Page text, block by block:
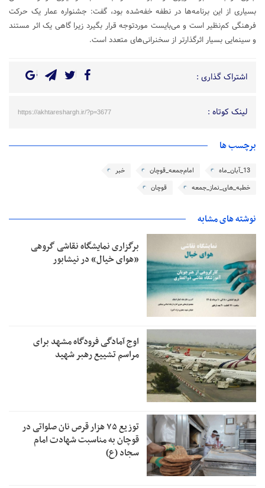
بسیاری از این برنامه‌ها در نطفه خفه‌شده بود، گفت: جشنواره عمار یک حرکت
فرهنگی کم‌نظیر است و می‌بایست موردتوجه قرار بگیرد زیرا گاهی یک اثر مستند
و سینمایی بسیار اثرگذارتر از سخنرانی‌های متعدد است.
اشتراک گذاری :
لینک کوتاه : https://akhtareshargh.ir/?p=3677
برچسب ها
13_آبان_ماه امام‌جمعه_قوچان
خبر
خطبه_های_نماز_جمعه
قوچان
نوشته های مشابه
برگزاری نمایشگاه نقاشی گروهی
«هوای خیال» در نیشابور
اوج آمادگی فرودگاه مشهد برای
مراسم تشییع رهبر شهید
توزیع ۷۵ هزار قرص نان صلواتی در
قوچان به مناسبت شهادت امام
سجاد (ع)